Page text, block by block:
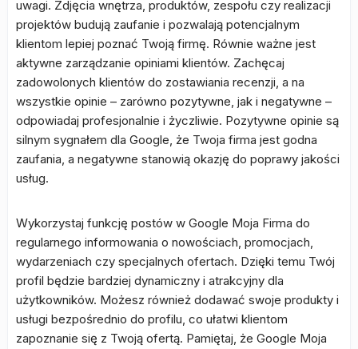
uwagi. Zdjęcia wnętrza, produktów, zespołu czy realizacji
projektów budują zaufanie i pozwalają potencjalnym
klientom lepiej poznać Twoją firmę. Równie ważne jest
aktywne zarządzanie opiniami klientów. Zachęcaj
zadowolonych klientów do zostawiania recenzji, a na
wszystkie opinie – zarówno pozytywne, jak i negatywne –
odpowiadaj profesjonalnie i życzliwie. Pozytywne opinie są
silnym sygnałem dla Google, że Twoja firma jest godna
zaufania, a negatywne stanowią okazję do poprawy jakości
usług.
Wykorzystaj funkcję postów w Google Moja Firma do
regularnego informowania o nowościach, promocjach,
wydarzeniach czy specjalnych ofertach. Dzięki temu Twój
profil będzie bardziej dynamiczny i atrakcyjny dla
użytkowników. Możesz również dodawać swoje produkty i
usługi bezpośrednio do profilu, co ułatwi klientom
zapoznanie się z Twoją ofertą. Pamiętaj, że Google Moja